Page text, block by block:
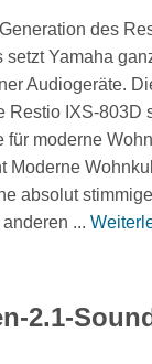
des
setzt Yamaha
Audiogeräte.
Restio IXS-803D
für moderne
Moderne
absolut
anderen ...
2.1-